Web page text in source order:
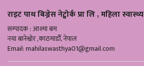
राइट पाथ बिज्नेस नेट्वोर्क प्रा लि , महिला स्वास्थ्य
सम्पादक : आश्मा बम
नया बानेश्वोर ,काठमाडौँ, नेपाल
Email:mahilaswasthya01@gmail.com